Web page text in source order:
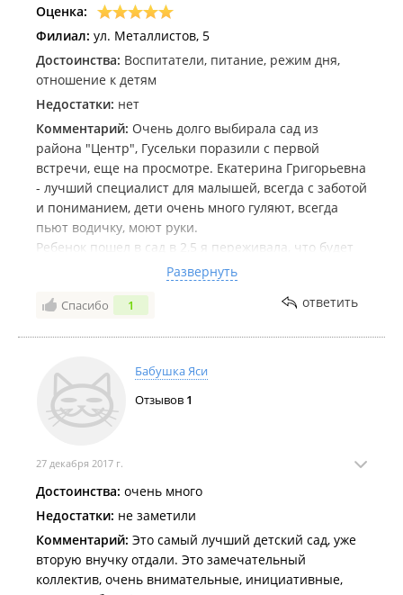
Оценка:
Филиал: ул. Металлистов, 5
Достоинства: Воспитатели, питание, режим дня,
отношение к детям
Недостатки: нет
Комментарий: Очень долго выбирала сад из
района "Центр", Гусельки поразили с первой
встречи, еще на просмотре. Екатерина Григорьевна
- лучший специалист для малышей, всегда с заботой
и пониманием, дети очень много гуляют, всегда
пьют водичку, моют руки.
Ребенок пошел в сад в 2,5 я переживала, что будет
болеть, но кроме сезонный простуд ничего не было
очень рекомендую его всем тем, кто сейчас
Развернуть
Спасибо 1 ответить
Бабушка Яси
Отзывов 1
27 декабря 2017 г.
Достоинства: очень много
Недостатки: не заметили
Комментарий: Это самый лучший детский сад, уже
вторую внучку отдали. Это замечательный
коллектив, очень внимательные, инициативные,